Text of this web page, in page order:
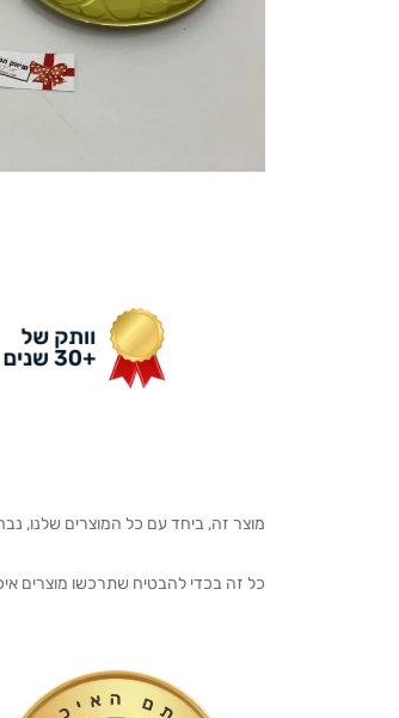
מוצר זה, ביחד עם כל המוצרים שלנו,
כל זה בכדי להבטיח שתרכשו מוצרים